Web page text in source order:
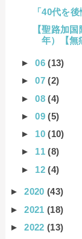
「40代を
【聖路加
年）【無
►06(13)
►07(2)
►08(4)
►09(5)
► 10(10)
► 11(8)
► 12(4)
►2020(43)
►2021(18)
►2022(13)